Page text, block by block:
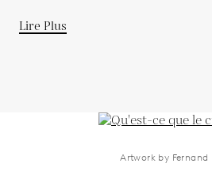
Lire Plus
Artwork by Fernand